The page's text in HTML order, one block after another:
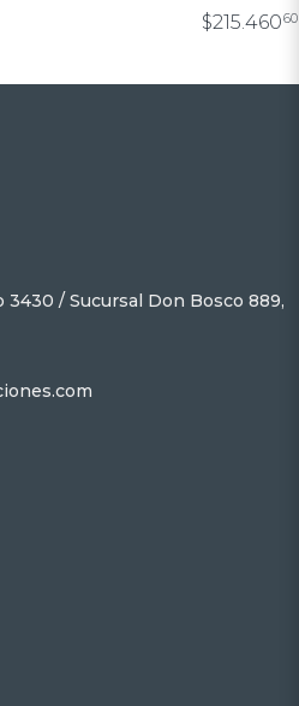
$215.46060
3430 / Sucursal Don Bosco 889,